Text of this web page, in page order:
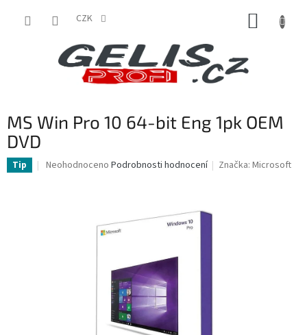
CZK
MS Win Pro 10 64-bit Eng 1pk OEM
DVD
Tip
Průměrné
Neohodnoceno Podrobnosti hodnocení Značka:Microsoft